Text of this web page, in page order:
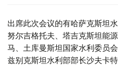
出席此次会议的有哈萨克斯坦
努尔吉格托夫、塔吉克斯坦能
马、土库曼斯坦国家水利委员
兹别克斯坦水利部部长沙夫卡